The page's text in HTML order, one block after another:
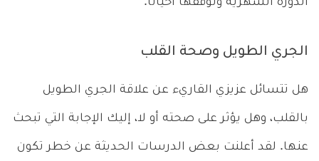
الدورة الشهرية وتوقفها أحياناً.
الجري الطويل وصحة القلب
هل تتسائل عزيزي القاريء عن علاقة الجري الطويل
بالقلب، وهل يؤثر على صحته أو لا، إليك الإجابة التي تبحث
عنها. لقد أعلنت بعض الدرسات الحديثة عن خطر تكون